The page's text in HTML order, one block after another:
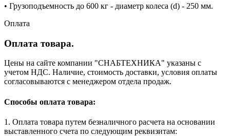
• Грузоподъемность до 600 кг - диаметр колеса (d) - 250 мм.
Оплата
Оплата товара.
Цены на сайте компании "СНАБТЕХНИКА" указаны с
учетом НДС. Наличие, стоимость доставки, условия оплаты
согласовываются с менеджером отдела продаж.
Способы оплата товара:
1. Оплата товара путем безналичного расчета на основании
выставленного счета по следующим реквизитам: